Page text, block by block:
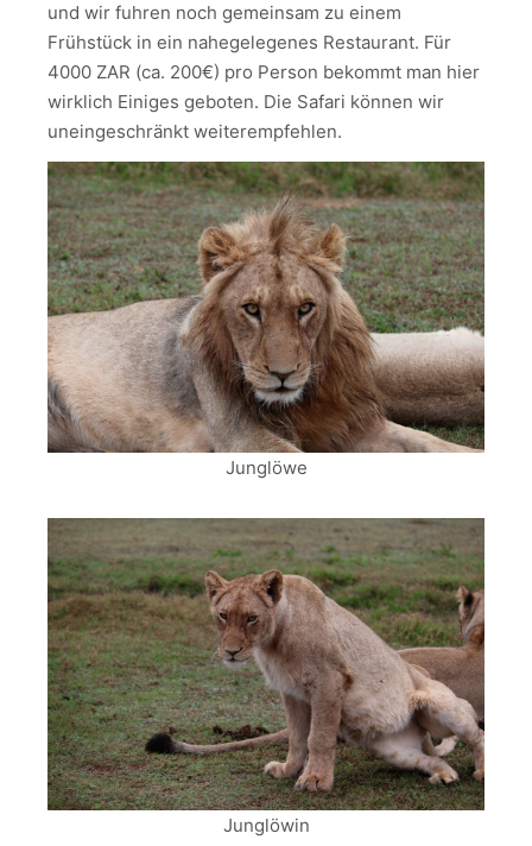
und wir fuhren noch gemeinsam zu einem
Frühstück in ein nahegelegenes Restaurant. Für
4000 ZAR (ca. 200€) pro Person bekommt man hier
wirklich Einiges geboten. Die Safari können wir
uneingeschränkt weiterempfehlen.
Junglöwe
Junglöwin